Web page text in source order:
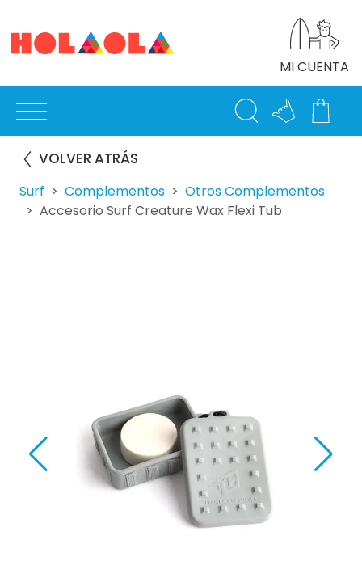
MI CUENTA
VOLVER ATRÁS
Surf Complementos
Otros Complementos
Accesorio Surf Creature Wax Flexi Tub